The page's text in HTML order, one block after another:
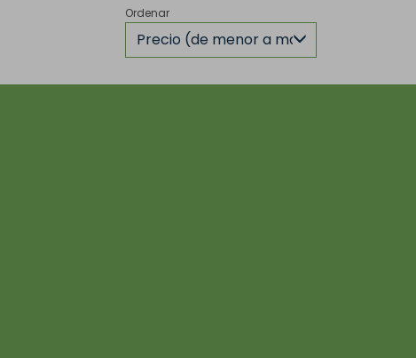
Ordenar
Precio (de menor a mayor)